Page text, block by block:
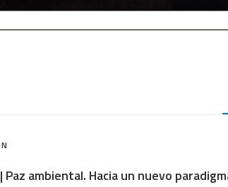
Paz ambiental. Hacia un nuevo